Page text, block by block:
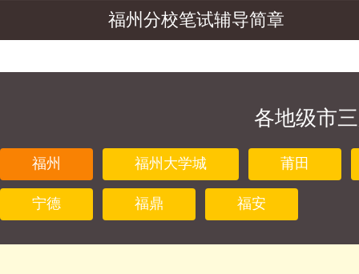
福州分校笔试辅导简章
各地级市
福州 福州大学城 莆田
宁德 福鼎 福安